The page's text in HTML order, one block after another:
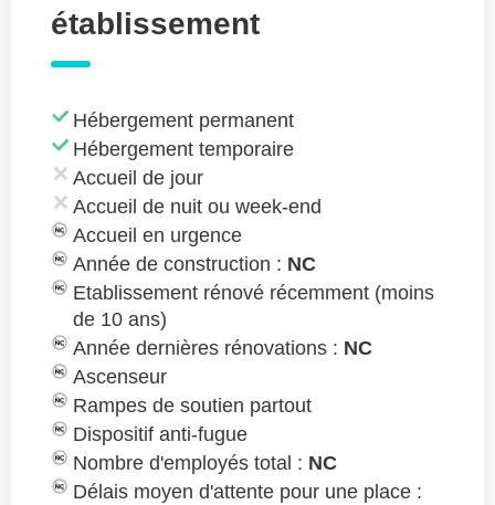
établissement
Hébergement permanent
Hébergement temporaire
Accueil de jour
Accueil de nuit ou week-end
Accueil en urgence
Année de construction : NC
Etablissement rénové récemment (moins
de 10 ans)
Année dernières rénovations : NC
Ascenseur
Rampes de soutien partout
Dispositif anti-fugue
Nombre d'employés total : NC
Délais moyen d'attente pour une place :